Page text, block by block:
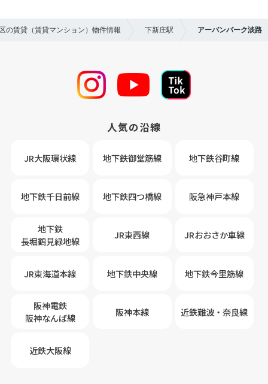
の賃貸（賃貸マンション）物件情報 下新庄駅 アーバンパーク淡路
人気の沿線
JR大阪環状線 地下鉄御堂筋線 地下鉄谷町線
地下鉄千日前線 地下鉄四つ橋線 阪急神戸本線
地下鉄
長堀鶴見緑地線
JR東西線 JRおおさか車線
JR東海道本線 地下鉄中央線 地下鉄今里筋線
阪神電鉄
阪神なんば線
阪神本線 近鉄難波・奈良線
近鉄大阪線